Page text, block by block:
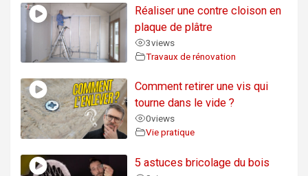
Réaliser une contre cloison en
plaque de plâtre
3views
Travaux de rénovation
Comment retirer une vis qui
tourne dans le vide ?
0views
Vie pratique
5 astuces bricolage du bois